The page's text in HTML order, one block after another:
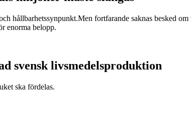
hållbarhetssynpunkt.Men fortfarande saknas besked
enorma belopp.
svensk livsmedelsproduktion
ska fördelas.